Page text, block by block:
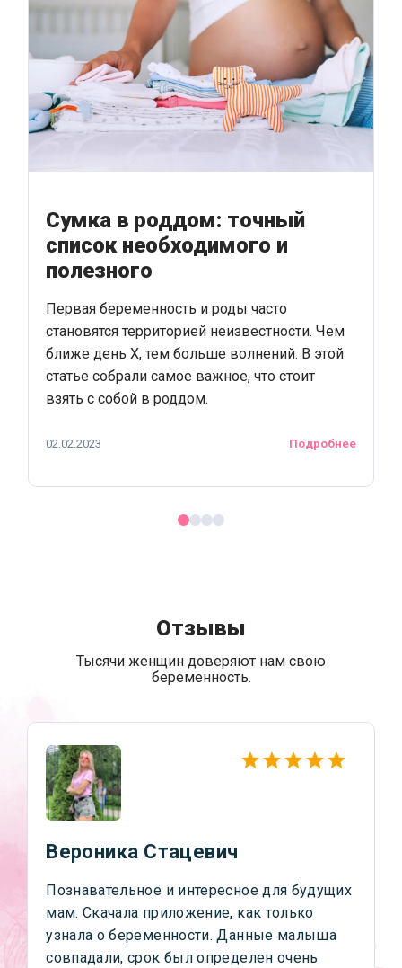
Сумка в роддом: точный
список необходимого и
полезного
Первая беременность и роды часто
становятся территорией неизвестности. Чем
ближе день Х, тем больше волнений. В этой
статье собрали самое важное, что стоит
взять с собой в роддом.
02.02.2023 Подробнее
Отзывы
Тысячи женщин доверяют нам свою
беременность.
Вероника Стацевич
Познавательное и интересное для будущих
мам. Скачала приложение, как только
узнала о беременности. Данные малыша
совпадали, срок был определен очень